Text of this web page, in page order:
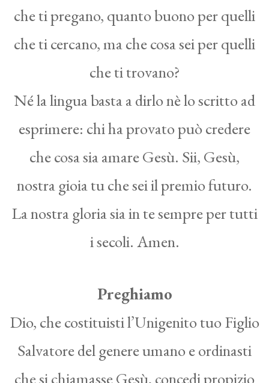
che ti pregano, quanto buono per quelli
che ti cercano, ma che cosa sei per quelli
che ti trovano?
Né la lingua basta a dirlo nè lo scritto ad
esprimere: chi ha provato può credere
che cosa sia amare Gesù. Sii, Gesù,
nostra gioia tu che sei il premio futuro.
La nostra gloria sia in te sempre per tutti
i secoli. Amen.
Preghiamo
Dio, che costituisti l’Unigenito tuo Figlio
Salvatore del genere umano e ordinasti
che si chiamasse Gesù, concedi propizio